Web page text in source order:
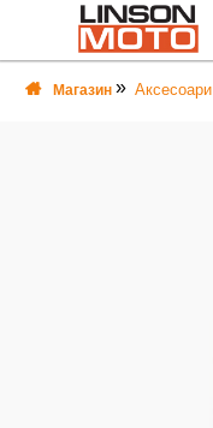
Магазин Аксесоари